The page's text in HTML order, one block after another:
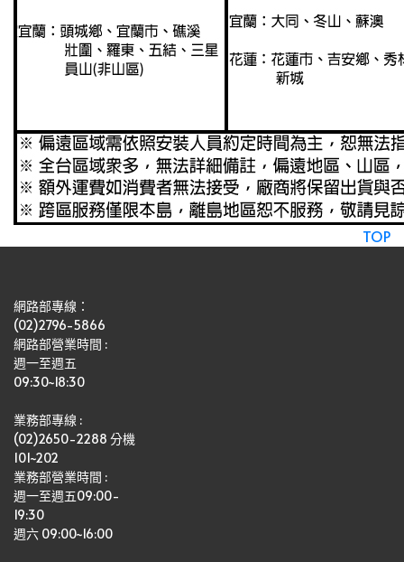
TOP
網路部專線：
(02)2796-5866
網路部營業時間 :
週一至週五
09:30~18:30
業務部專線 :
(02)2650-2288 分機
101~202
業務部營業時間 :
週一至週五09:00-
19:30
週六 09:00~16:00